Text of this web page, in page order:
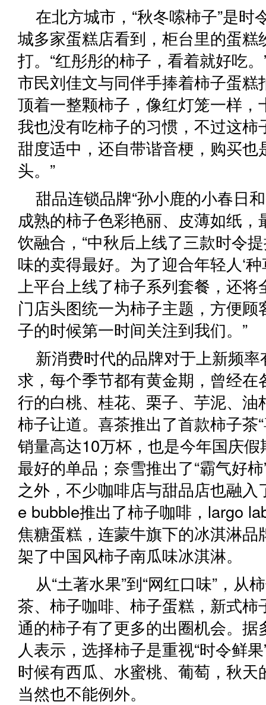
在北方城市，“秋冬嗦柿子”是时
城多家蛋糕店看到，柜台里的蛋糕
打。“红彤彤的柿子，看着就好吃
市民刘佳文与同伴手捧着柿子蛋糕
顶着一整颗柿子，像红灯笼一样，
我也没有吃柿子的习惯，不过这柿
甜度适中，还自带谐音梗，购买也
头。”
甜品连锁品牌“孙小鹿的小春日
成熟的柿子色彩艳丽、皮薄如纸，
饮融合，“中秋后上线了三款时令
味的卖得最好。为了迎合年轻人‘
上平台上线了柿子系列套餐，还将
门店头图统一为柿子主题，方便顾
子的时候第一时间关注到我们。”
新消费时代的品牌对于上新频
求，每个季节都有黄金期，曾经在
行的白桃、桂花、栗子、芋泥、油
柿子让道。喜茶推出了首款柿子茶
销量高达10万杯，也是今年国庆
最好的单品；奈雪推出了“霸气好
之外，不少咖啡店与甜品店也融入
e bubble推出了柿子咖啡，largo
焦糖蛋糕，连蒙牛旗下的冰淇淋品
架了中国风柿子南瓜味冰淇淋。
从“土著水果”到“网红口味”，从
茶、柿子咖啡、柿子蛋糕，新式柿
通的柿子有了更多的出圈机会。据
人表示，选择柿子是重视“时令鲜
时候有西瓜、水蜜桃、葡萄，秋天
当然也不能例外。